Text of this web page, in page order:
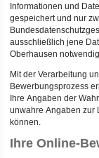
Informationen und
gespeichert und nur
ausschließlich jene
Oberhausen
Mit der Verarbeitung
Bewerbungsprozess
Ihre Angaben der
unwahre Angaben zur
können.
Ihre Online-